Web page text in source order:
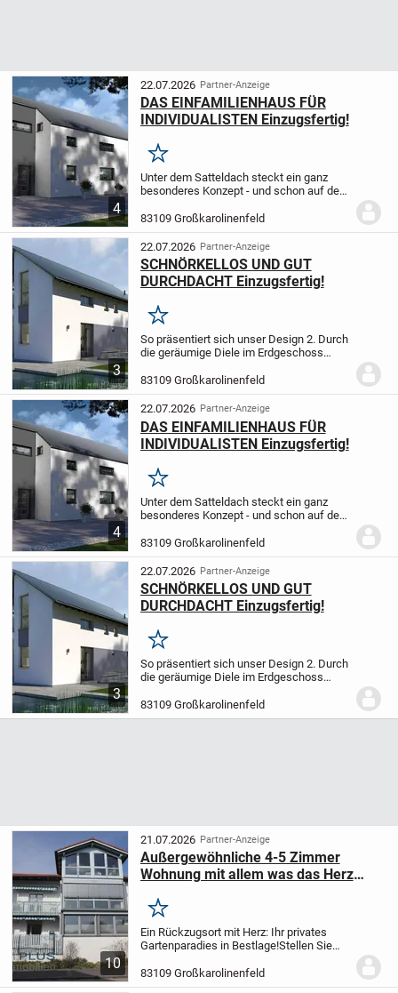
4
22.07.2026 Partner-Anzeige
DAS EINFAMILIENHAUS FÜR
INDIVIDUALISTEN Einzugsfertig!
Merken
Unter dem Satteldach steckt ein ganz
besonderes Konzept - und schon auf den
unverkennbar. Der rechteckige und
versetzte Grundriss verleiht Design 1 eine
Optik...
83109 Großkarolinenfeld
3
22.07.2026 Partner-Anzeige
SCHNÖRKELLOS UND GUT
DURCHDACHT Einzugsfertig!
Merken
So präsentiert sich unser Design 2. Durch
die geräumige Diele im Erdgeschoss
Wohn-Ess-Bereich mit Zugang zu einer
überdachten Terrasse. Ein Gäste-WC
sowie ein...
83109 Großkarolinenfeld
4
22.07.2026 Partner-Anzeige
DAS EINFAMILIENHAUS FÜR
INDIVIDUALISTEN Einzugsfertig!
Merken
Unter dem Satteldach steckt ein ganz
besonderes Konzept - und schon auf den
unverkennbar. Der rechteckige und
versetzte Grundriss verleiht Design 1 eine
Optik...
83109 Großkarolinenfeld
3
22.07.2026 Partner-Anzeige
SCHNÖRKELLOS UND GUT
DURCHDACHT Einzugsfertig!
Merken
So präsentiert sich unser Design 2. Durch
die geräumige Diele im Erdgeschoss
Wohn-Ess-Bereich mit Zugang zu einer
überdachten Terrasse. Ein Gäste-WC
83109 Großkarolinenfeld
10
21.07.2026 Partner-Anzeige
Außergewöhnliche 4-5 Zimmer
Wohnung mit allem was das Herz
Merken
Ein Rückzugsort mit Herz: Ihr privates
Gartenparadies in Bestlage!Stellen Sie
Tag nach Hause, lassen die Welt hinter
sich und treten direkt in Ihre eigene,...
83109 Großkarolinenfeld